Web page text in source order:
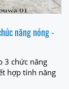
năng nóng -
3 chức năng
hợp tính năng